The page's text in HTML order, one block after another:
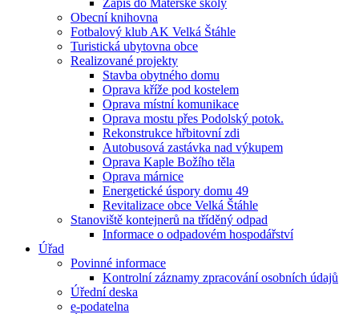
Zápis do Mateřské školy
Obecní knihovna
Fotbalový klub AK Velká Štáhle
Turistická ubytovna obce
Realizované projekty
Stavba obytného domu
Oprava kříže pod kostelem
Oprava místní komunikace
Oprava mostu přes Podolský potok.
Rekonstrukce hřbitovní zdi
Autobusová zastávka nad výkupem
Oprava Kaple Božího těla
Oprava márnice
Energetické úspory domu 49
Revitalizace obce Velká Štáhle
Stanoviště kontejnerů na tříděný odpad
Informace o odpadovém hospodářství
Úřad
Povinné informace
Kontrolní záznamy zpracování osobních údajů
Úřední deska
e-podatelna